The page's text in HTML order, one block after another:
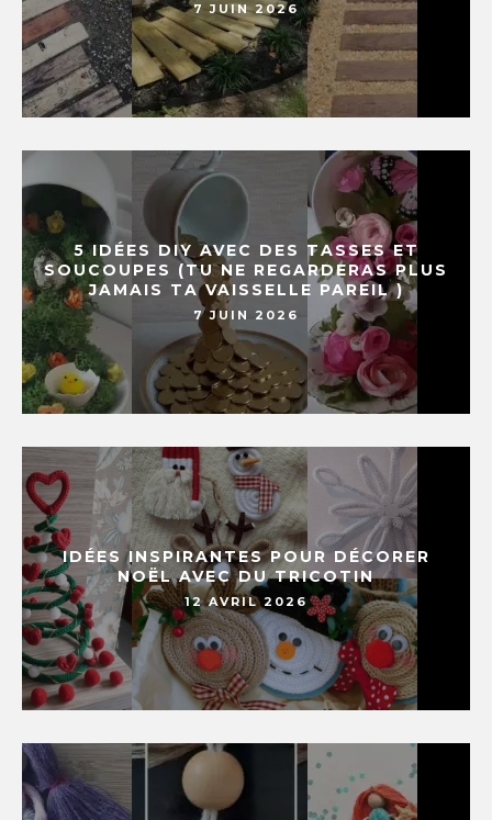
7 JUIN 2026
5 IDÉES DIY AVEC DES TASSES ET
SOUCOUPES (TU NE REGARDERAS PLUS
JAMAIS TA VAISSELLE PAREIL )
7 JUIN 2026
IDÉES INSPIRANTES POUR DÉCORER
NOËL AVEC DU TRICOTIN
12 AVRIL 2026